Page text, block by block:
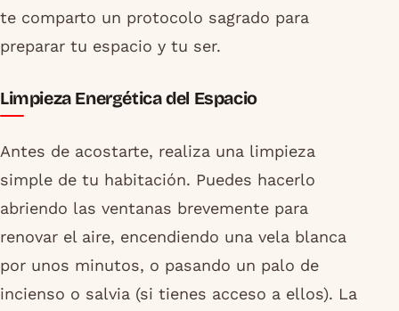
te comparto un protocolo sagrado para
preparar tu espacio y tu ser.
Limpieza Energética del Espacio
Antes de acostarte, realiza una limpieza
simple de tu habitación. Puedes hacerlo
abriendo las ventanas brevemente para
renovar el aire, encendiendo una vela blanca
por unos minutos, o pasando un palo de
incienso o salvia (si tienes acceso a ellos). La